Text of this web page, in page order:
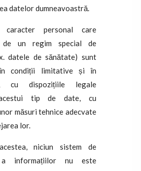
datelor dumneavoastră.
personal care
de un regim special de
datele de sănătate) sunt
condiții limitative și în
cu dispozițiile legale
tip de date, cu
măsuri tehnice adecvate
lor.
niciun sistem de
a informațiilor nu este